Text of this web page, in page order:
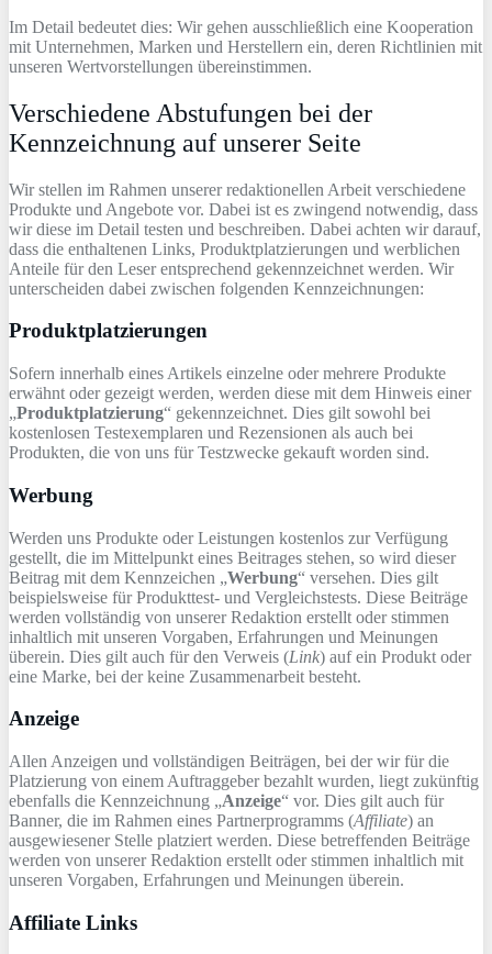
Im Detail bedeutet dies: Wir gehen ausschließlich eine Kooperation
mit Unternehmen, Marken und Herstellern ein, deren Richtlinien mit
unseren Wertvorstellungen übereinstimmen.
Verschiedene Abstufungen bei der
Kennzeichnung auf unserer Seite
Wir stellen im Rahmen unserer redaktionellen Arbeit verschiedene
Produkte und Angebote vor. Dabei ist es zwingend notwendig, dass
wir diese im Detail testen und beschreiben. Dabei achten wir darauf,
dass die enthaltenen Links, Produktplatzierungen und werblichen
Anteile für den Leser entsprechend gekennzeichnet werden. Wir
unterscheiden dabei zwischen folgenden Kennzeichnungen:
Produktplatzierungen
Sofern innerhalb eines Artikels einzelne oder mehrere Produkte
erwähnt oder gezeigt werden, werden diese mit dem Hinweis einer
„Produktplatzierung“ gekennzeichnet. Dies gilt sowohl bei
kostenlosen Testexemplaren und Rezensionen als auch bei
Produkten, die von uns für Testzwecke gekauft worden sind.
Werbung
Werden uns Produkte oder Leistungen kostenlos zur Verfügung
gestellt, die im Mittelpunkt eines Beitrages stehen, so wird dieser
Beitrag mit dem Kennzeichen „Werbung“ versehen. Dies gilt
beispielsweise für Produkttest- und Vergleichstests. Diese Beiträge
werden vollständig von unserer Redaktion erstellt oder stimmen
inhaltlich mit unseren Vorgaben, Erfahrungen und Meinungen
überein. Dies gilt auch für den Verweis (Link) auf ein Produkt oder
eine Marke, bei der keine Zusammenarbeit besteht.
Anzeige
Allen Anzeigen und vollständigen Beiträgen, bei der wir für die
Platzierung von einem Auftraggeber bezahlt wurden, liegt zukünftig
ebenfalls die Kennzeichnung „Anzeige“ vor. Dies gilt auch für
Banner, die im Rahmen eines Partnerprogramms (Affiliate) an
ausgewiesener Stelle platziert werden. Diese betreffenden Beiträge
werden von unserer Redaktion erstellt oder stimmen inhaltlich mit
unseren Vorgaben, Erfahrungen und Meinungen überein.
Affiliate Links